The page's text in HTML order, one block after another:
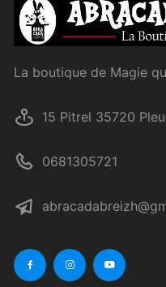
La boutique de Magie
15 Pitrel 35720
0681305721